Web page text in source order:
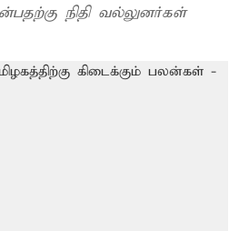
நிதி வல்லுனர்கள்